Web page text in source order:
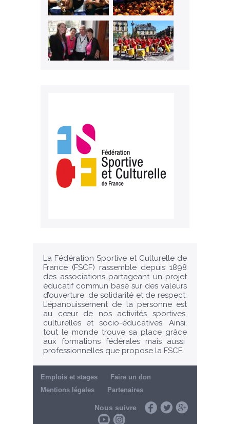
La Fédération Sportive et Culturelle de
France (FSCF) rassemble depuis 1898
des associations partageant un projet
éducatif commun basé sur des valeurs
d’ouverture, de solidarité et de respect.
L’épanouissement de la personne est
au cœur de nos activités sportives,
culturelles et socio-éducatives. Ainsi,
tout le monde trouve sa place grâce
aux formations fédérales mais aussi
professionnelles que propose la FSCF.
Emplois et stages
Faire un don
Mentions légales
Partenaires
Nous suivre